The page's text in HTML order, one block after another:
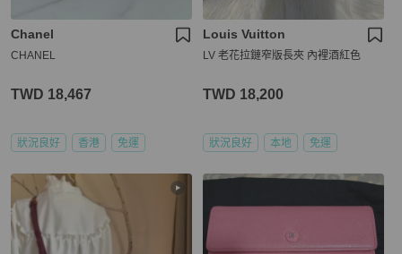
Chanel
CHANEL
TWD 18,467
狀況良好 香港 免運
Louis Vuitton
LV 老花拉鏈窄版長夾 內裡酒紅色
TWD 18,200
狀況良好 本地 免運